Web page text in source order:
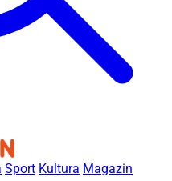
Sport Kultura Magazin